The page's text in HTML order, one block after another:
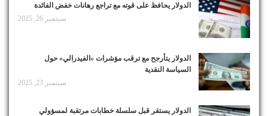
الدولار يحافظ على قوته مع تراجع رهانات خفض الفائدة
سبتمبر 26, 2025
الدولار يتأرجح مع ترقب مؤشرات «الفيدرالي» حول
السياسة النقدية
سبتمبر 23, 2025
الدولار يستقر قبل سلسلة خطابات مرتقبة لمسؤولي